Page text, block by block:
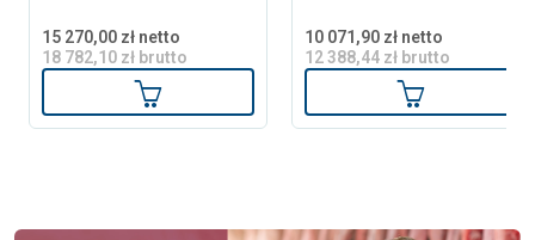
15 270,00 zł netto
18 782,10 zł brutto
Dodaj do koszyka
10 071,90 zł netto
12 388,44 zł brutto
Dodaj do